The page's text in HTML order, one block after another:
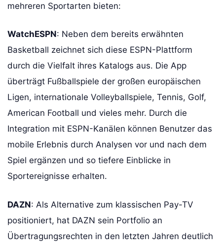
mehreren Sportarten bieten:
WatchESPN: Neben dem bereits erwähnten
Basketball zeichnet sich diese ESPN-Plattform
durch die Vielfalt ihres Katalogs aus. Die App
überträgt Fußballspiele der großen europäischen
Ligen, internationale Volleyballspiele, Tennis, Golf,
American Football und vieles mehr. Durch die
Integration mit ESPN-Kanälen können Benutzer das
mobile Erlebnis durch Analysen vor und nach dem
Spiel ergänzen und so tiefere Einblicke in
Sportereignisse erhalten.
DAZN: Als Alternative zum klassischen Pay-TV
positioniert, hat DAZN sein Portfolio an
Übertragungsrechten in den letzten Jahren deutlich